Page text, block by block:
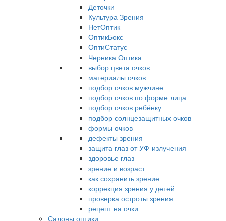
Деточки
Культура Зрения
НетОптик
ОптикБокс
ОптиСтатус
Черника Оптика
выбор цвета очков
материалы очков
подбор очков мужчине
подбор очков по форме лица
подбор очков ребёнку
подбор солнцезащитных очков
формы очков
дефекты зрения
защита глаз от УФ-излучения
здоровье глаз
зрение и возраст
как сохранить зрение
коррекция зрения у детей
проверка остроты зрения
рецепт на очки
Салоны оптики